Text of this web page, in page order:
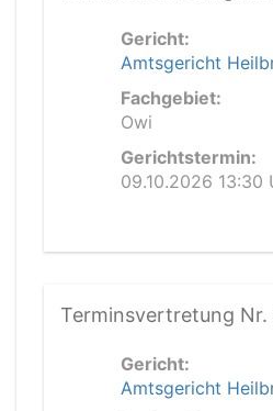
Gericht:
Amtsgericht
Fachgebiet:
Owi
Gerichtstermin:
09.10.2026 13:30
Terminsvertretung
Gericht:
Amtsgericht